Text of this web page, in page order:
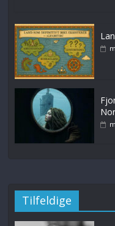
Tilfeldige